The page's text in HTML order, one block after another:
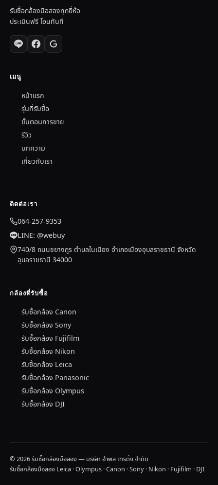
รับซื้อกล้องมือสองทุกยี่ห้อ
ประเมินฟรี โอนทันที
เมนู
หน้าแรก
รุ่นที่รับซื้อ
ขั้นตอนการขาย
รีวิว
บทความ
เกี่ยวกับเรา
ติดต่อเรา
064-257-9353
LINE: @webuy
740/8 ถนนชยางกูร ตำบลในเมือง อำเภอเมืองอุบลราชธานี จังหวัด
อุบลราชธานี 34000
กล้องที่รับซื้อ
รับซื้อกล้อง Canon
รับซื้อกล้อง Sony
รับซื้อกล้อง Fujifilm
รับซื้อกล้อง Nikon
รับซื้อกล้อง Leica
รับซื้อกล้อง Panasonic
รับซื้อกล้อง Olympus
รับซื้อกล้อง DJI
© 2026 รับซื้อกล้องมือสอง — บริษัท อำพล เทรดิ้ง จำกัด
รับซื้อกล้องมือสอง Leica · Olympus · Canon · Sony · Nikon · Fujifilm · DJI